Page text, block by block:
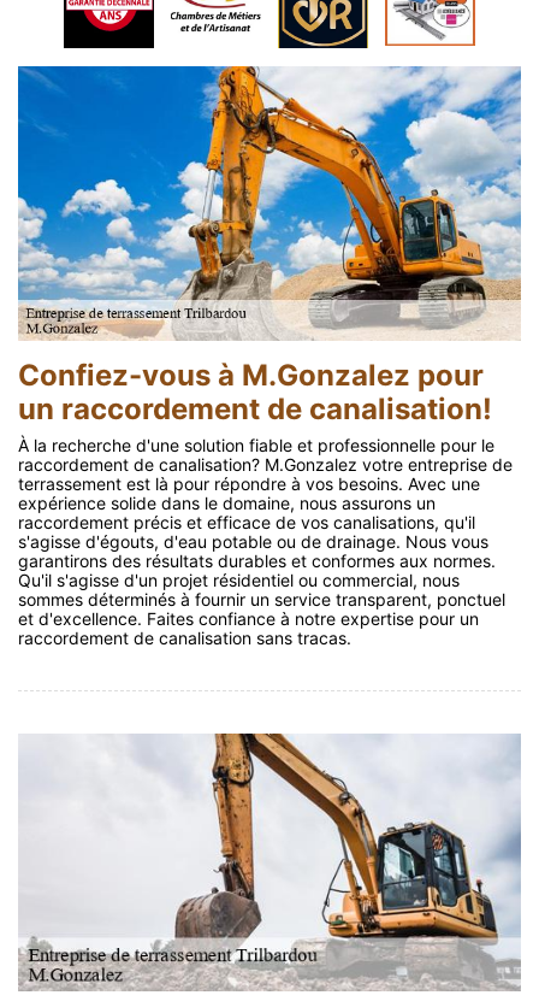
Confiez-vous à M.Gonzalez pour
un raccordement de canalisation!
À la recherche d'une solution fiable et professionnelle pour le
raccordement de canalisation? M.Gonzalez votre entreprise de
terrassement est là pour répondre à vos besoins. Avec une
expérience solide dans le domaine, nous assurons un
raccordement précis et efficace de vos canalisations, qu'il
s'agisse d'égouts, d'eau potable ou de drainage. Nous vous
garantirons des résultats durables et conformes aux normes.
Qu'il s'agisse d'un projet résidentiel ou commercial, nous
sommes déterminés à fournir un service transparent, ponctuel
et d'excellence. Faites confiance à notre expertise pour un
raccordement de canalisation sans tracas.